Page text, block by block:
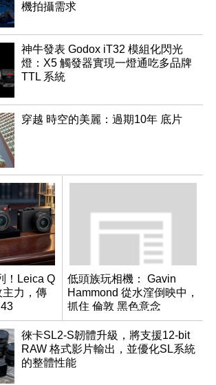
機拍攝需求
神牛發表 Godox iT32 模組化閃光
燈：X5 觸發器實現一燈通吃多品牌
TTL 系統
穿越 時空的美麗：過期10年 底片
！Leica Q
主力，傳
低頭族玩相機： Gavin
Hammond 從水漥倒映中，
抓住 倫敦 黑色意念
徠卡SL2-S韌體升級，將支援12-bit
RAW 格式影片輸出，並優化SL系統
的整體性能